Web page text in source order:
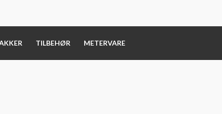
TILBEHØR METERVARE